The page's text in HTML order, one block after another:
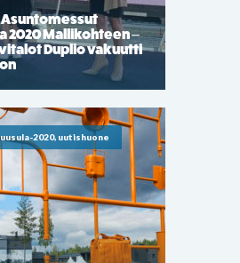
Asuntomessut
2020 Mallikohteen –
Duplio vakuutti
2020, uutishuone